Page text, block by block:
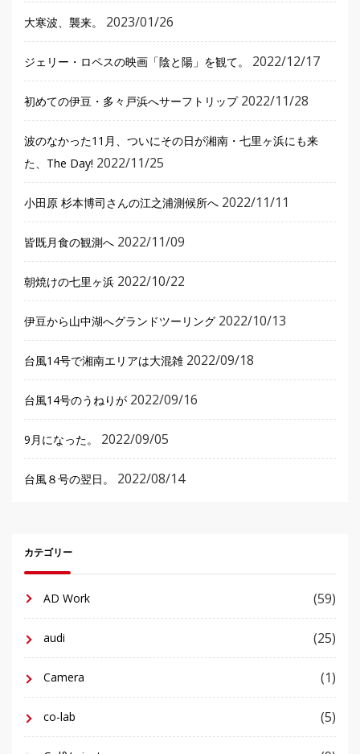
大寒波、襲来。 2023/01/26
ジェリー・ロペスの映画「陰と陽」を観て。 2022/12/17
初めての伊豆・多々戸浜へサーフトリップ 2022/11/28
波のなかった11月、ついにその日が湘南・七里ヶ浜にも来
た、The Day! 2022/11/25
小田原 杉本博司さんの江之浦測候所へ 2022/11/11
皆既月食の観測へ 2022/11/09
朝焼けの七里ヶ浜 2022/10/22
伊豆から山中湖へグランドツーリング 2022/10/13
台風14号で湘南エリアは大混雑 2022/09/18
台風14号のうねりが 2022/09/16
9月になった。 2022/09/05
台風８号の翌日。 2022/08/14
カテゴリー
AD Work (59)
audi (25)
Camera (1)
co-lab (5)